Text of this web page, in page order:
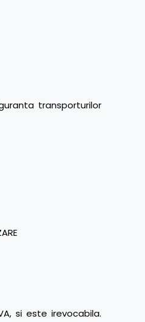
transporturilor
si este irevocabila.